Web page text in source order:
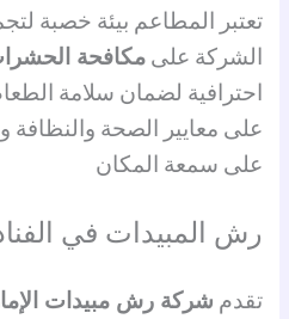
تعتبر المطاعم بيئة خصبة
الشركة علىمكافحة
احترافية لضمان سلامة
على معايير الصحة والنظافة
على سمعة المكان
رش المبيدات في
تقدم شركة رش مبيدات